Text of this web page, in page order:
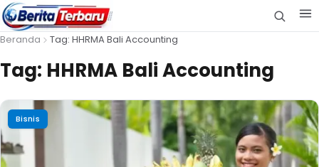
Beranda Tag: HHRMA Bali Accounting
Tag: HHRMA Bali Accounting
Bisnis